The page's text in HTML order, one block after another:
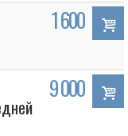
1 600
9 000